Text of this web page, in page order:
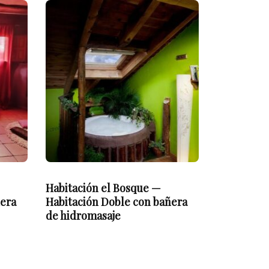
Habitación el Bosque —
Habitación Doble con bañera
de hidromasaje